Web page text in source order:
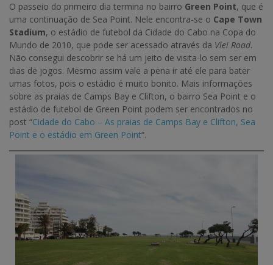
O passeio do primeiro dia termina no bairro Green Point, que é
uma continuação de Sea Point. Nele encontra-se o Cape Town
Stadium, o estádio de futebol da Cidade do Cabo na Copa do
Mundo de 2010, que pode ser acessado através da Vlei Road.
Não consegui descobrir se há um jeito de visita-lo sem ser em
dias de jogos. Mesmo assim vale a pena ir até ele para bater
umas fotos, pois o estádio é muito bonito. Mais informações
sobre as praias de Camps Bay e Clifton, o bairro Sea Point e o
estádio de futebol de Green Point podem ser encontrados no
post “Cidade do Cabo – As praias de Camps Bay e Clifton, Sea
Point e o estádio em Green Point“.